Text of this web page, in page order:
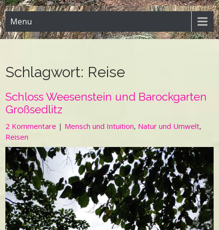
Menu
Schlagwort: Reise
Schloss Weesenstein und Barockgarten
Großsedlitz
2 Kommentare | Mensch und Intuition, Natur und Umwelt,
Reisen